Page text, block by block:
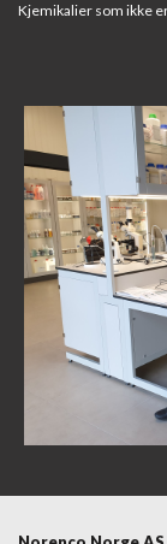
Kjemikalier som ikke